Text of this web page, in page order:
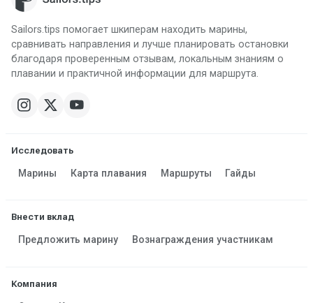
Sailors.tips помогает шкиперам находить марины,
сравнивать направления и лучше планировать остановки
благодаря проверенным отзывам, локальным знаниям о
плавании и практичной информации для маршрута.
Исследовать
Марины Карта плавания Маршруты Гайды
Внести вклад
Предложить марину Вознаграждения участникам
Компания